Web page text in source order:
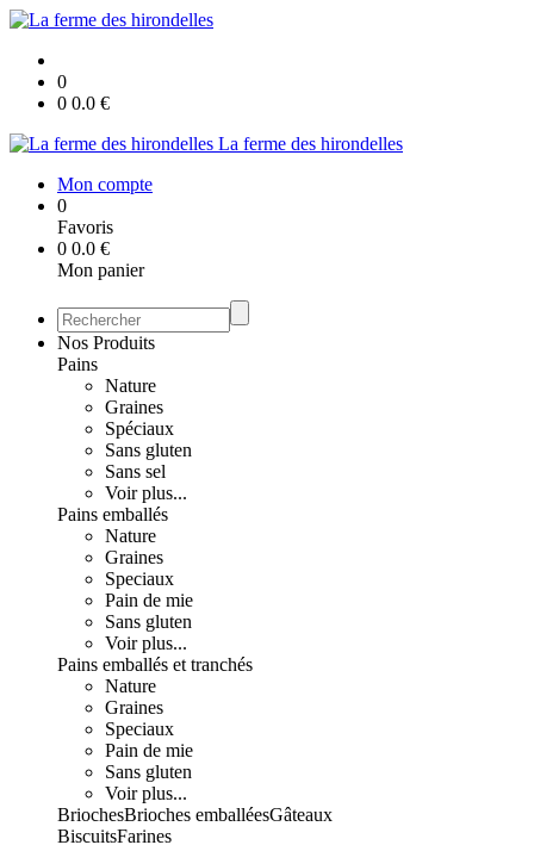
0
0 0.0 €
La ferme des hirondelles
Mon compte
0
Favoris
0 0.0 €
Mon panier
Nos Produits
Pains
Nature
Graines
Spéciaux
Sans gluten
Sans sel
Voir plus...
Pains emballés
Nature
Graines
Speciaux
Pain de mie
Sans gluten
Voir plus...
Pains emballés et tranchés
Nature
Graines
Speciaux
Pain de mie
Sans gluten
Voir plus...
BriochesBrioches emballéesGâteaux
BiscuitsFarines